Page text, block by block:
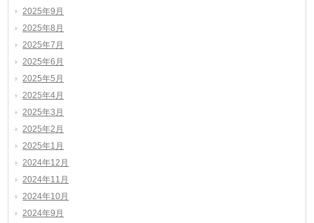
2025年9月
2025年8月
2025年7月
2025年6月
2025年5月
2025年4月
2025年3月
2025年2月
2025年1月
2024年12月
2024年11月
2024年10月
2024年9月